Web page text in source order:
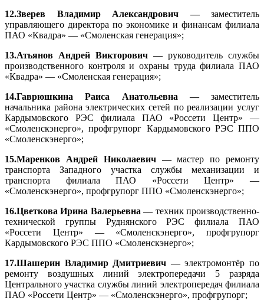
12.Зверев Владимир Александрович — заместитель
управляющего директора по экономике и финансам филиала
ПАО «Квадра» — «Смоленская генерация»;
13.Атьянов Андрей Викторович — руководитель службы
производственного контроля и охраны труда филиала ПАО
«Квадра» — «Смоленская генерация»;
14.Гаврюшкина Раиса Анатольевна — заместитель
начальника района электрических сетей по реализации услуг
Кардымовского РЭС филиала ПАО «Россети Центр» —
«Смоленскэнерго», профгрупорг Кардымовского РЭС ППО
«Смоленскэнерго»;
15.Маренков Андрей Николаевич —мастер по ремонту
транспорта Западного участка службы механизации и
транспорта филиала ПАО «Россети Центр» —
«Смоленскэнерго», профгрупорг ППО «Смоленскэнерго»;
16.Цветкова Ирина Валерьевна — техник производственно-
технической группы Руднянского РЭС филиала ПАО
«Россети Центр» — «Смоленскэнерго», профгрупорг
Кардымовского РЭС ППО «Смоленскэнерго»;
17.Шашерин Владимир Дмитриевич —электромонтёр по
ремонту воздушных линий электропередачи 5 разряда
Центрального участка службы линий электропередач филиала
ПАО «Россети Центр» — «Смоленскэнерго», профгрупорг;